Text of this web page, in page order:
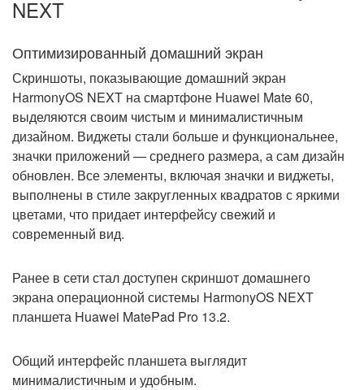
NEXT
Оптимизированный домашний экран
Скриншоты, показывающие домашний экран
HarmonyOS NEXT на смартфоне Huawei Mate 60,
выделяются своим чистым и минималистичным
дизайном. Виджеты стали больше и функциональнее,
значки приложений — среднего размера, а сам дизайн
обновлен. Все элементы, включая значки и виджеты,
выполнены в стиле закругленных квадратов с яркими
цветами, что придает интерфейсу свежий и
современный вид.
Ранее в сети стал доступен скриншот домашнего
экрана операционной системы HarmonyOS NEXT
планшета Huawei MatePad Pro 13.2.
Общий интерфейс планшета выглядит
минималистичным и удобным.